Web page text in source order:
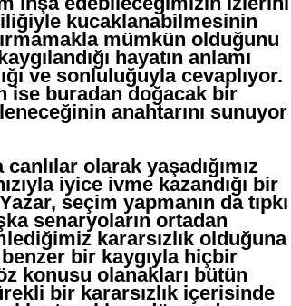
kucaklanabilmesinin
mümkün olduğunu
hayatın anlamı
ve sonluluğuyla cevaplıyor.
ise buradan doğacak bir
anahtarını sunuyor
olarak yaşadığımız
iyice ivme kazandığı bir
seçim yapmanın da tıpkı
senaryoların ortadan
kararsızlık olduğuna
bir kaygıyla hiçbir
konusu olanakları bütün
bir kararsızlık içerisinde